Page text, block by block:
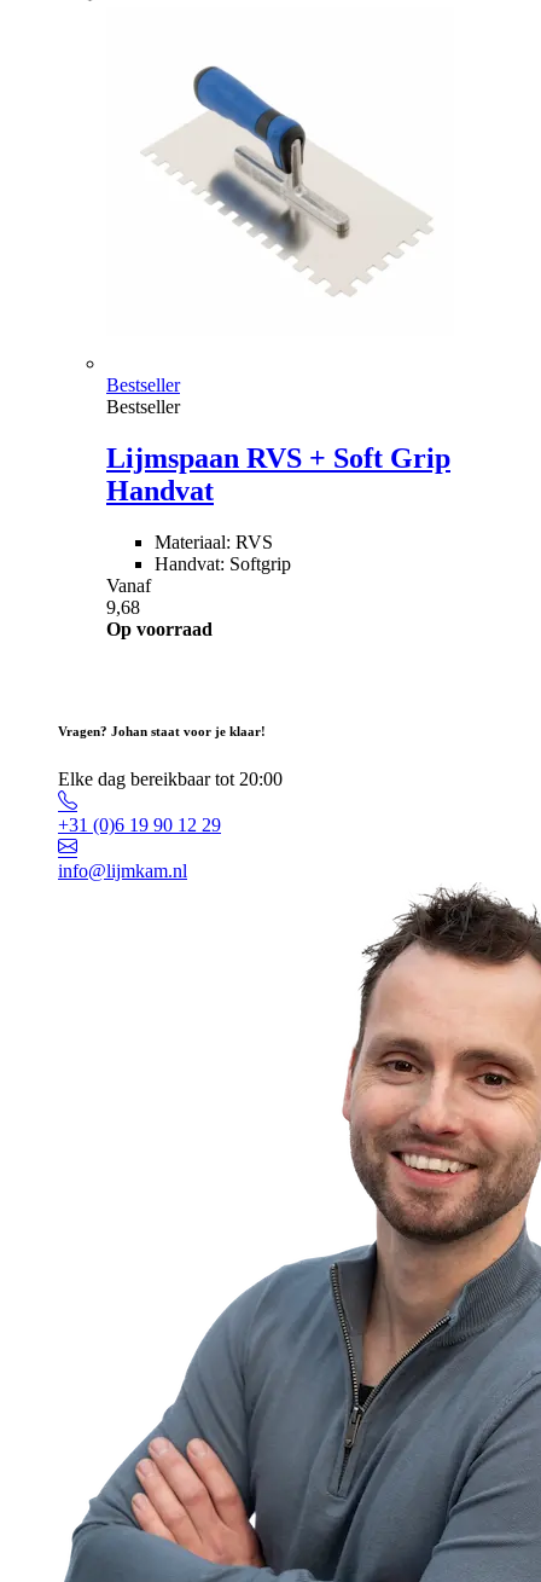
Bestseller
Bestseller
Lijmspaan RVS + Soft Grip
Handvat
Materiaal: RVS
Handvat: Softgrip
Vanaf
9,68
Op voorraad
Vragen? Johan staat voor je klaar!
Elke dag bereikbaar tot 20:00
+31 (0)6 19 90 12 29
info@lijmkam.nl